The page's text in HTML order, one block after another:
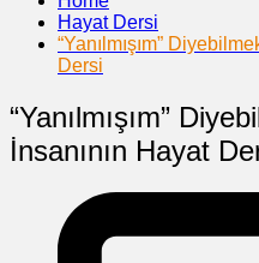
Hayat Dersi
“Yanılmışım”
Dersi
“Yanılmışım”
İnsanının Hayat